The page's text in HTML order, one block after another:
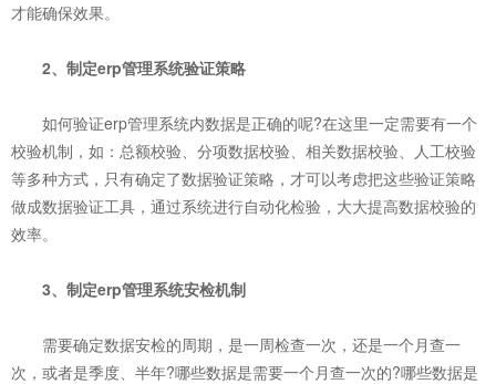
才能确保效果。
2、制定erp管理系统验证策略
如何验证erp管理系统内数据是正确的呢?在这里一定需要有一个
校验机制，如：总额校验、分项数据校验、相关数据校验、人工校验
等多种方式，只有确定了数据验证策略，才可以考虑把这些验证策略
做成数据验证工具，通过系统进行自动化检验，大大提高数据校验的
效率。
3、制定erp管理系统安检机制
需要确定数据安检的周期，是一周检查一次，还是一个月查一
次，或者是季度、半年?哪些数据是需要一个月查一次的?哪些数据是